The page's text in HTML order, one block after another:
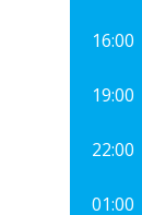
16:00
19:00
22:00
01:00